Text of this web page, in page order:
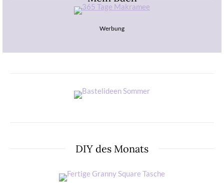
Werbung
DIY des Monats